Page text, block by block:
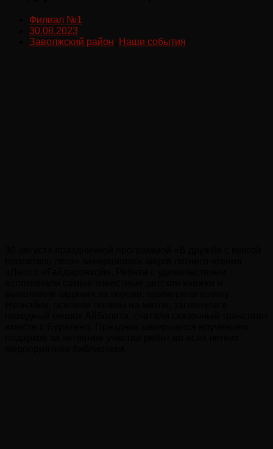
Филиал №1
30.08.2023
Заволжский район
Наши события